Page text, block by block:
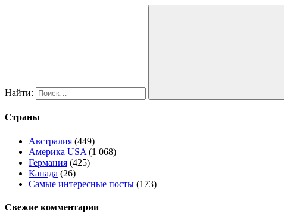
Найти:
Страны
Австралия (449)
Америка USA (1 068)
Германия (425)
Канада (26)
Самые интересные посты (173)
Свежие комментарии